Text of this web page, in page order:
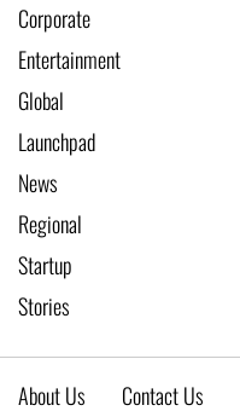
Corporate
Entertainment
Global
Launchpad
News
Regional
Startup
Stories
About Us Contact Us